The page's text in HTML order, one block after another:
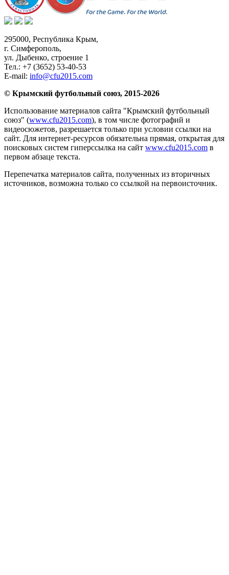
295000, Республика Крым,
г. Симферополь,
ул. Дыбенко, строение 1
Тел.: +7 (3652) 53-40-53
E-mail: info@cfu2015.com
© Крымский футбольный союз, 2015-2026
Использование материалов сайта "Крымский футбольный
союз" (www.cfu2015.com), в том числе фотографий и
видеосюжетов, разрешается только при условии ссылки на
сайт. Для интернет-ресурсов обязательна прямая, открытая для
поисковых систем гиперссылка на сайт www.cfu2015.com в
первом абзаце текста.
Перепечатка материалов сайта, полученных из вторичных
источников, возможна только со ссылкой на первоисточник.